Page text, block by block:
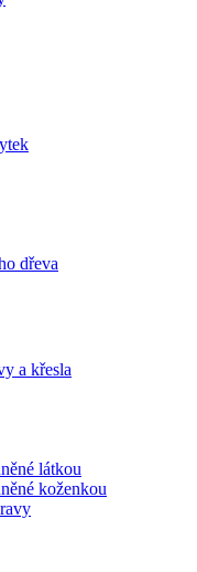
dřeva
a křesla
látkou
koženkou